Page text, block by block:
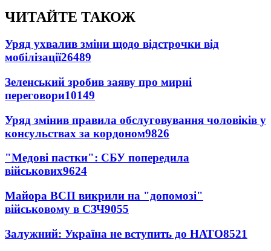
ЧИТАЙТЕ ТАКОЖ
Уряд ухвалив зміни щодо відстрочки від
мобілізації26489
Зеленський зробив заяву про мирні
переговори10149
Уряд змінив правила обслуговування чоловіків у
консульствах за кордоном9826
"Медові пастки": СБУ попередила
військових9624
Майора ВСП викрили на "допомозі"
військовому в СЗЧ9055
Залужний: Україна не вступить до НАТО8521